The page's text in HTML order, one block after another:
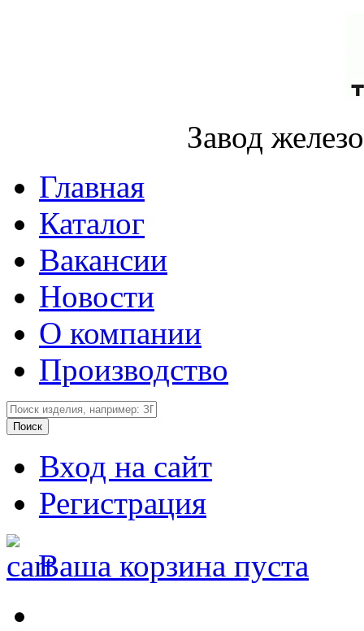
Завод
Главная
Каталог
Вакансии
Новости
О компании
Производство
Вход на сайт
Регистрация
Ваша корзина пуста